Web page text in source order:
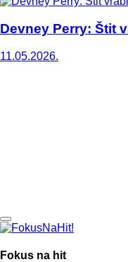
Devney Perry: Štit
11.05.2026.
Fokus na hit